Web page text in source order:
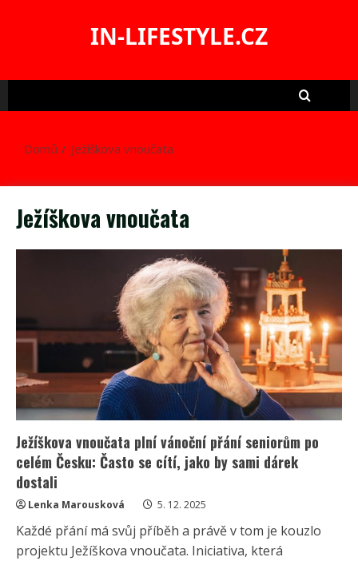
IN-LIFESTYLE.CZ
Domů Ježíškova vnoučata
Ježíškova vnoučata
Ježíškova vnoučata plní vánoční přání seniorům po
celém Česku: Často se cítí, jako by sami dárek
dostali
Lenka Marousková 5. 12. 2025
Každé přání má svůj příběh a právě v tom je kouzlo
projektu Ježíškova vnoučata. Iniciativa, která